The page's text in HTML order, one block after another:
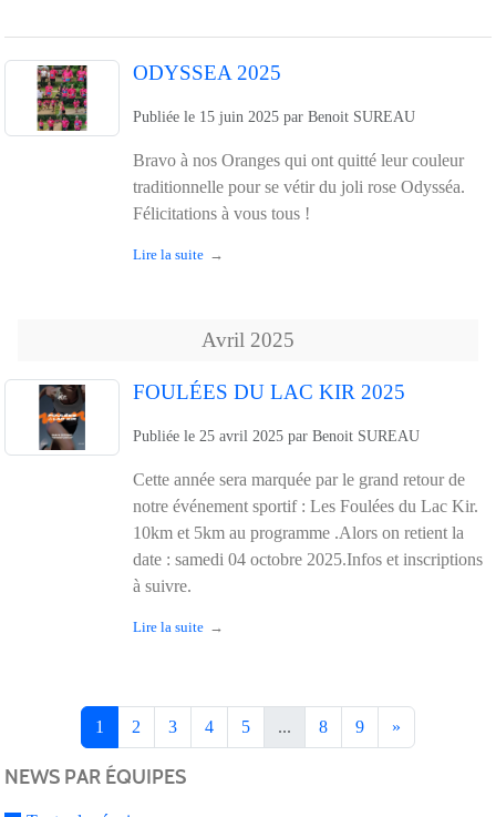
ODYSSEA 2025
Publiée le 15 juin 2025 par Benoit SUREAU
Bravo à nos Oranges qui ont quitté leur couleur
traditionnelle pour se vétir du joli rose Odysséa.
Félicitations à vous tous !
Lire la suite
Avril 2025
FOULÉES DU LAC KIR 2025
Publiée le 25 avril 2025 par Benoit SUREAU
Cette année sera marquée par le grand retour de
notre événement sportif : Les Foulées du Lac Kir.
10km et 5km au programme .Alors on retient la
date : samedi 04 octobre 2025.Infos et inscriptions
à suivre.
Lire la suite
1 2 3 4 5 ... 8 9 »
NEWS PAR ÉQUIPES